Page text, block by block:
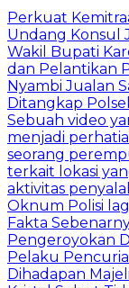
Perkuat
Undang Konsul
Wakil Bupati
dan Pelantikan
Nyambi Jualan
Ditangkap
Sebuah video
menjadi
seorang
terkait lokasi
aktivitas
Oknum Polisi
Fakta
Pengeroyokan
Pelaku
Dihadapan